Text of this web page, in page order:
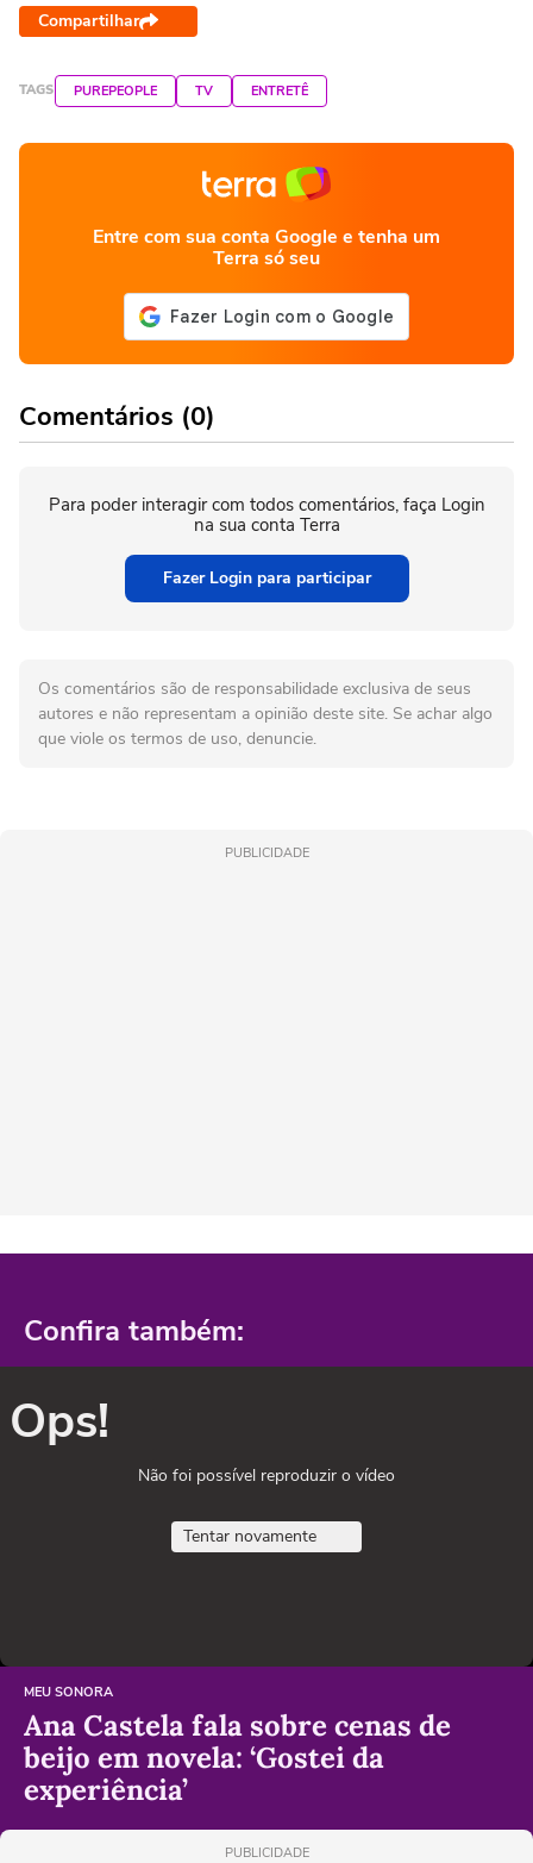
Compartilhar
TAGS PUREPEOPLE TV ENTRETÊ
Entre com sua conta Google e tenha um
Terra só seu
Comentários (0)
Para poder interagir com todos comentários, faça Login
na sua conta Terra
Fazer Login para participar
Os comentários são de responsabilidade exclusiva de seus
autores e não representam a opinião deste site. Se achar algo
que viole os termos de uso, denuncie.
PUBLICIDADE
Confira também:
Ops!
Não foi possível reproduzir o vídeo
Tentar novamente
MEU SONORA
Ana Castela fala sobre cenas de
beijo em novela: ‘Gostei da
experiência’
PUBLICIDADE